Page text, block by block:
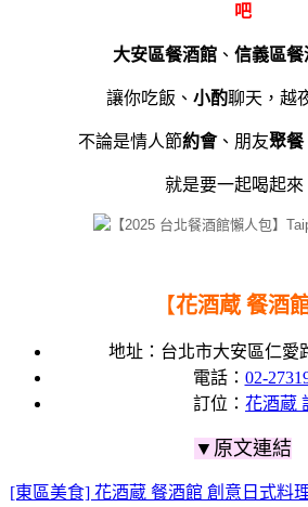
吧
大安區餐酒館 、 信義區餐
讓你吃飯、 小酌聊天，越
不論是情人節約會、朋友聚餐
就是要一起喝起來
【花酒蔵 餐酒
地址： 台北市大安區仁愛
電話： 02-
訂位： 花酒蔵
▼原文連結
[東區美食] 花酒蔵 餐酒館 創意日式料